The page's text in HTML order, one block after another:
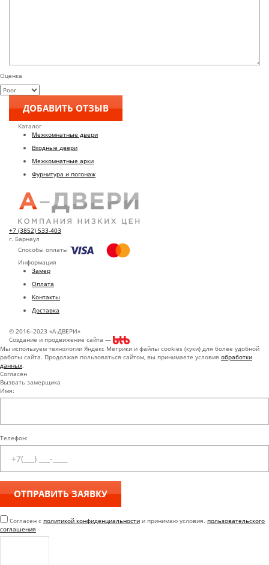
Оценка
Каталог
Межкомнатные двери
Входные двери
Межкомнатные арки
Фурнитура и погонаж
+7 (3852) 533-403
г. Барнаул
Способы оплаты
Информация
Замер
Оплата
Контакты
Доставка
© 2016–2023 «А-ДВЕРИ»
Создание и продвижение сайта —
Мы используем технологии Яндекс Метрики и файлы cookies (куки) для более удобной
работы сайта. Продолжая пользоваться сайтом, вы принимаете условия обработки
данных.
Согласен
Вызвать замерщика
Имя:
Телефон:
Согласен с политикой конфиденциальности и принимаю условия. пользовательского
соглашения